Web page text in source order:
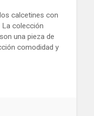
calcetines con
La colección
una pieza de
comodidad y